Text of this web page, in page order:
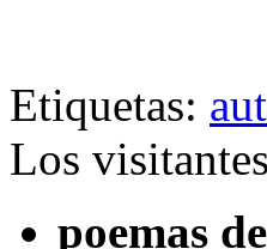
Etiquetas:
Los
poemas